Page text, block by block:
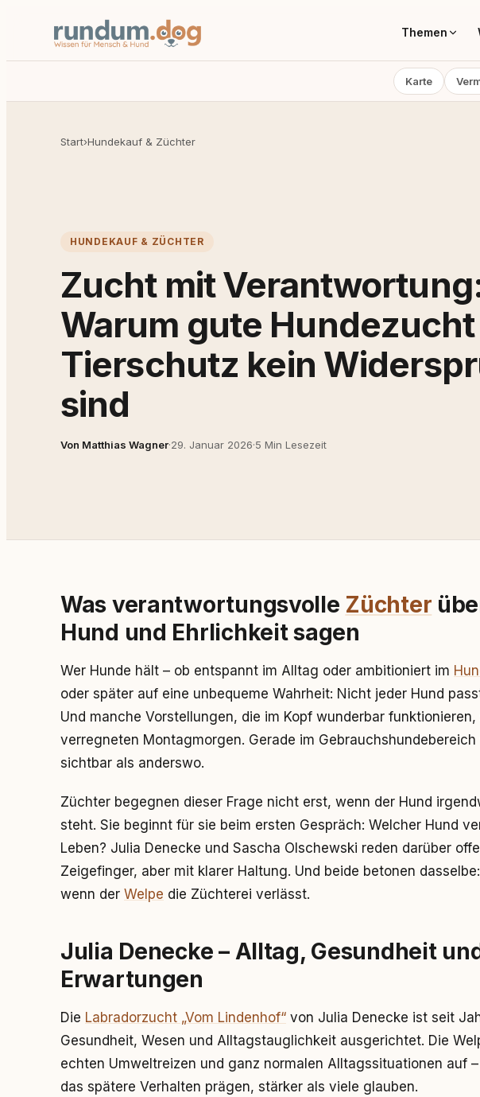
Themen
Karte
Start›Hundekauf & Züchter
HUNDEKAUF & ZÜCHTER
Zucht mit
Warum gute
Tierschutz kein
sind
Von Matthias Wagner·29. Januar 2026·5 Min Lesezeit
Was verantwortungsvolle Züchter
Hund und Ehrlichkeit sagen
Wer Hunde hält – ob entspannt im Alltag oder ambitioniert im
oder später auf eine unbequeme Wahrheit: Nicht jeder Hund
Und manche Vorstellungen, die im Kopf wunderbar
verregneten Montagmorgen. Gerade im
sichtbar als anderswo.
Züchter begegnen dieser Frage nicht erst, wenn der Hund
steht. Sie beginnt für sie beim ersten Gespräch: Welcher Hund
Leben? Julia Denecke und Sascha Olschewski reden darüber
Zeigefinger, aber mit klarer Haltung. Und beide betonen
wenn der Welpe die Züchterei verlässt.
Julia Denecke – Alltag, Gesundheit
Erwartungen
Die Labradorzucht „Vom Lindenhof“ von Julia Denecke ist seit
Gesundheit, Wesen und Alltagstauglichkeit ausgerichtet. Die
echten Umweltreizen und ganz normalen Alltagssituationen auf
das spätere Verhalten prägen, stärker als viele glauben.